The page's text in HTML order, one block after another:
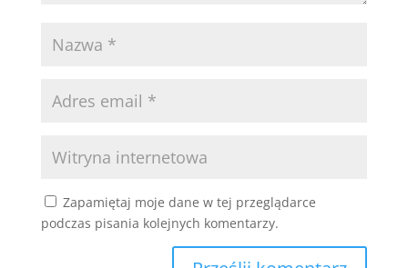
Zapamiętaj moje dane w tej przeglądarce
podczas pisania kolejnych komentarzy.